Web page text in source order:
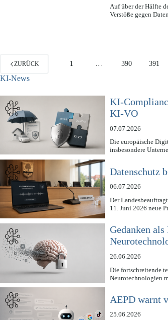
Auf über der Hälfte
Verstöße gegen
ZURÜCK 1 … 390 391
KI-News
KI-
KI-VO
07.07.2026
Die europäische
insbesondere
Datenschutz
06.07.2026
Der
11. Juni 2026 neue
Gedanken
26.06.2026
Die fortschreitende
Neurotechnologien
AEPD warnt
25.06.2026